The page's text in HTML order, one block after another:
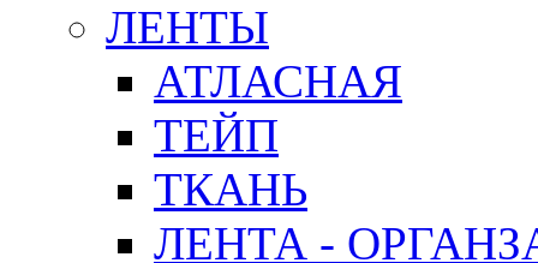
ЛЕНТЫ
АТЛАСНАЯ
ТЕЙП
ТКАНЬ
ЛЕНТА -